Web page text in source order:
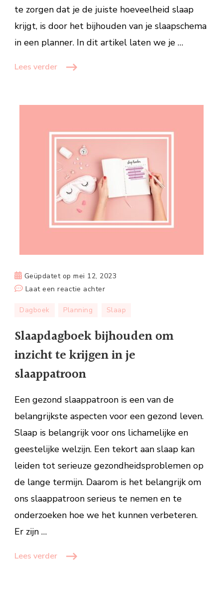
planner
te zorgen dat je de juiste hoeveelheid slaap
krijgt, is door het bijhouden van je slaapschema
in een planner. In dit artikel laten we je …
Lees verder
Geüpdatet opmei 12, 2023
Laat een reactie achterop
bijhouden
inzicht
te
slaappatroon
Dagboek Planning Slaap
Slaapdagboek bijhouden om
inzicht te krijgen in je
slaappatroon
Een gezond slaappatroon is een van de
belangrijkste aspecten voor een gezond leven.
Slaap is belangrijk voor ons lichamelijke en
geestelijke welzijn. Een tekort aan slaap kan
leiden tot serieuze gezondheidsproblemen op
de lange termijn. Daarom is het belangrijk om
ons slaappatroon serieus te nemen en te
onderzoeken hoe we het kunnen verbeteren.
Er zijn …
Lees verder